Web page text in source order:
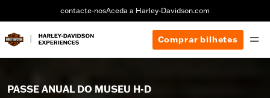
contacte-nosAceda a Harley-Davidson.com
Comprar bilhetes
PASSE ANUAL DO MUSEU H-D